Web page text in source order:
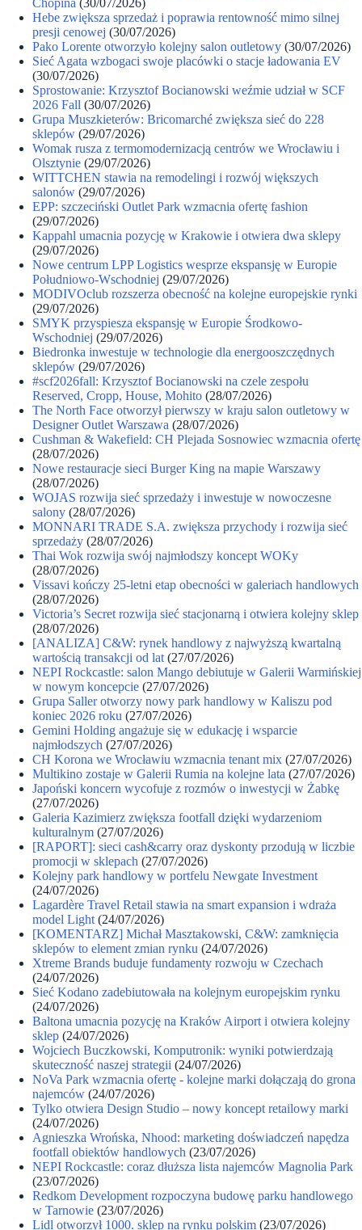
Hebe zwiększa sprzedaż i poprawia rentowność mimo silnej
presji cenowej (30/07/2026)
Pako Lorente otworzyło kolejny salon outletowy (30/07/2026)
Sieć Agata wzbogaci swoje placówki o stacje ładowania EV
(30/07/2026)
Sprostowanie: Krzysztof Bocianowski weźmie udział w SCF
2026 Fall (30/07/2026)
Grupa Muszkieterów: Bricomarché zwiększa sieć do 228
sklepów (29/07/2026)
Womak rusza z termomodernizacją centrów we Wrocławiu i
Olsztynie (29/07/2026)
WITTCHEN stawia na remodelingi i rozwój większych
salonów (29/07/2026)
EPP: szczeciński Outlet Park wzmacnia ofertę fashion
(29/07/2026)
Kappahl umacnia pozycję w Krakowie i otwiera dwa sklepy
(29/07/2026)
Nowe centrum LPP Logistics wesprze ekspansję w Europie
Południowo-Wschodniej (29/07/2026)
MODIVOclub rozszerza obecność na kolejne europejskie rynki
(29/07/2026)
SMYK przyspiesza ekspansję w Europie Środkowo-
Wschodniej (29/07/2026)
Biedronka inwestuje w technologie dla energooszczędnych
sklepów (29/07/2026)
#scf2026fall: Krzysztof Bocianowski na czele zespołu
Reserved, Cropp, House, Mohito (28/07/2026)
The North Face otworzył pierwszy w kraju salon outletowy w
Designer Outlet Warszawa (28/07/2026)
Cushman & Wakefield: CH Plejada Sosnowiec wzmacnia ofertę
(28/07/2026)
Nowe restauracje sieci Burger King na mapie Warszawy
(28/07/2026)
WOJAS rozwija sieć sprzedaży i inwestuje w nowoczesne
salony (28/07/2026)
MONNARI TRADE S.A. zwiększa przychody i rozwija sieć
sprzedaży (28/07/2026)
Thai Wok rozwija swój najmłodszy koncept WOKy
(28/07/2026)
Vissavi kończy 25-letni etap obecności w galeriach handlowych
(28/07/2026)
Victoria’s Secret rozwija sieć stacjonarną i otwiera kolejny sklep
(28/07/2026)
[ANALIZA] C&W: rynek handlowy z najwyższą kwartalną
wartością transakcji od lat (27/07/2026)
NEPI Rockcastle: salon Mango debiutuje w Galerii Warmińskiej
w nowym koncepcie (27/07/2026)
Grupa Saller otworzy nowy park handlowy w Kaliszu pod
koniec 2026 roku (27/07/2026)
Gemini Holding angażuje się w edukację i wsparcie
najmłodszych (27/07/2026)
CH Korona we Wrocławiu wzmacnia tenant mix (27/07/2026)
Multikino zostaje w Galerii Rumia na kolejne lata (27/07/2026)
Japoński koncern wycofuje z rozmów o inwestycji w Żabkę
(27/07/2026)
Galeria Kazimierz zwiększa footfall dzięki wydarzeniom
kulturalnym (27/07/2026)
[RAPORT]: sieci cash&carry oraz dyskonty przodują w liczbie
promocji w sklepach (27/07/2026)
Kolejny park handlowy w portfelu Newgate Investment
(24/07/2026)
Lagardère Travel Retail stawia na smart expansion i wdraża
model Light (24/07/2026)
[KOMENTARZ] Michał Masztakowski, C&W: zamknięcia
sklepów to element zmian rynku (24/07/2026)
Xtreme Brands buduje fundamenty rozwoju w Czechach
(24/07/2026)
Sieć Kodano zadebiutowała na kolejnym europejskim rynku
(24/07/2026)
Baltona umacnia pozycję na Kraków Airport i otwiera kolejny
sklep (24/07/2026)
Wojciech Buczkowski, Komputronik: wyniki potwierdzają
skuteczność naszej strategii (24/07/2026)
NoVa Park wzmacnia ofertę - kolejne marki dołączają do grona
najemców (24/07/2026)
Tylko otwiera Design Studio – nowy koncept retailowy marki
(24/07/2026)
Agnieszka Wrońska, Nhood: marketing doświadczeń napędza
footfall obiektów handlowych (23/07/2026)
NEPI Rockcastle: coraz dłuższa lista najemców Magnolia Park
(23/07/2026)
Redkom Development rozpoczyna budowę parku handlowego
w Tarnowie (23/07/2026)
Lidl otworzył 1000. sklep na rynku polskim (23/07/2026)